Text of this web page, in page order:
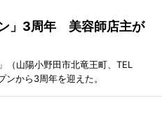
」3周年 美容師店主が
（山陽小野田市北竜王町、TEL
から3周年を迎えた。